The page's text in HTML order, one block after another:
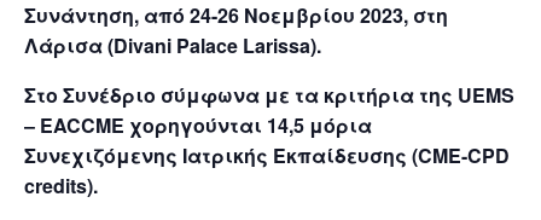
Συνάντηση, από 24-26 Νοεμβρίου 2023, στη
Λάρισα (Divani Palace Larissa).
Στο Συνέδριο σύμφωνα με τα κριτήρια της UEMS
– EACCME χορηγούνται 14,5 μόρια
Συνεχιζόμενης Ιατρικής Εκπαίδευσης (CME-CPD
credits).